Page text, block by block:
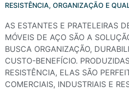
RESISTÊNCIA, ORGANIZAÇÃO E
AS ESTANTES E PRATELEIRAS
MÓVEIS DE AÇO SÃO A
BUSCA ORGANIZAÇÃO,
CUSTO-BENEFÍCIO.
RESISTÊNCIA, ELAS SÃO
COMERCIAIS, INDUSTRIAIS E